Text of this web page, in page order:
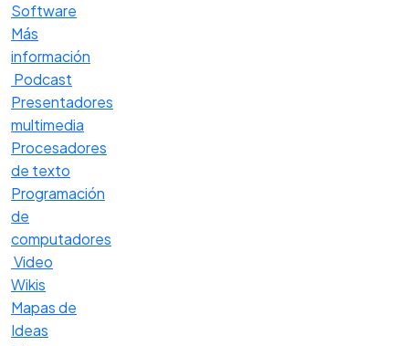
Software
Más
información
Podcast
Presentadores
multimedia
Procesadores
de texto
Programación
de
computadores
Video
Wikis
Mapas de
Ideas